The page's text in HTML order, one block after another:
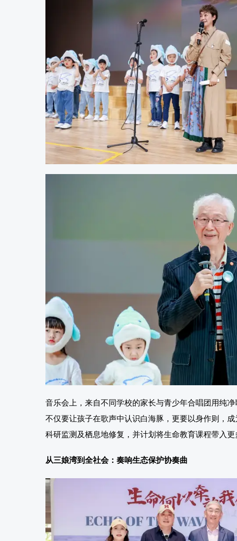
音乐会上，来自不同学校的家长与青少年合唱团用纯
不仅要让孩子在歌声中认识白海豚，更要以身作则，
科研监测及栖息地修复，并计划将生命教育课程带入
从三娘湾到全社会：奏响生态保护协奏曲